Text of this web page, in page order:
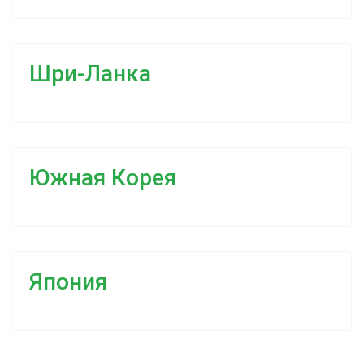
Шри-Ланка
Южная Корея
Япония